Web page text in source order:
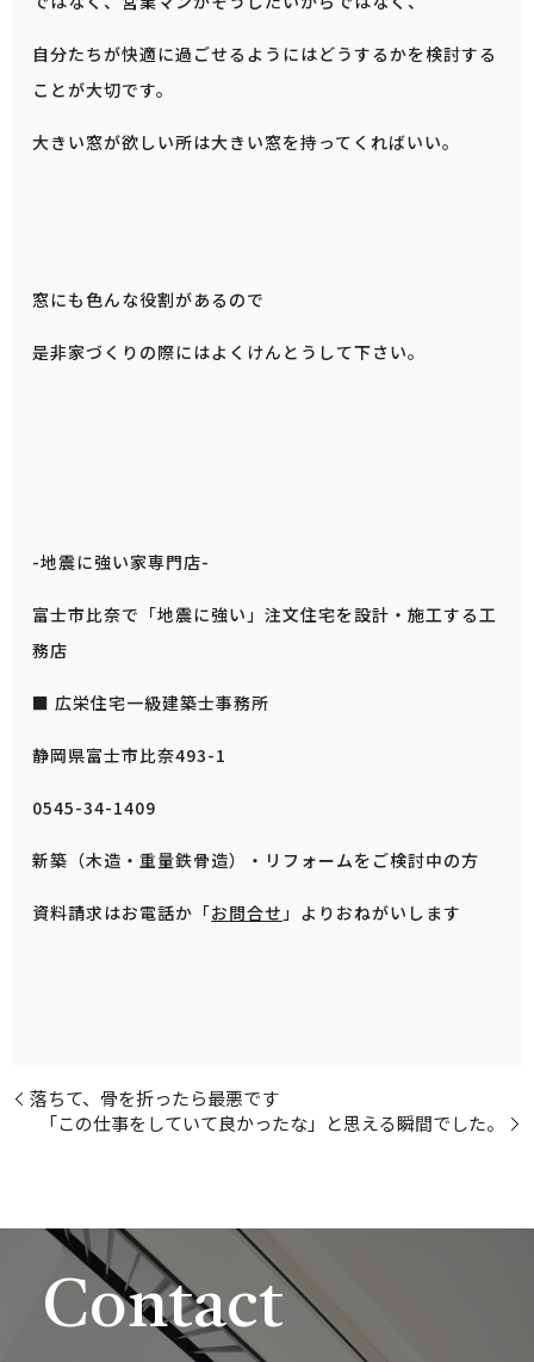
自分たちが快適に過ごせるようにはどうするかを検討する
ことが大切です。
大きい窓が欲しい所は大きい窓を持ってくればいい。
窓にも色んな役割があるので
是非家づくりの際にはよくけんとうして下さい。
-地震に強い家専門店-
富士市比奈で「地震に強い」注文住宅を設計・施工する工
務店
■ 広栄住宅一級建築士事務所
静岡県富士市比奈493-1
0545-34-1409
新築（木造・重量鉄骨造）・リフォームをご検討中の方
資料請求はお電話か「お問合せ」よりおねがいします
落ちて、骨を折ったら最悪です
「この仕事をしていて良かったな」と思える瞬間でした。
Contact